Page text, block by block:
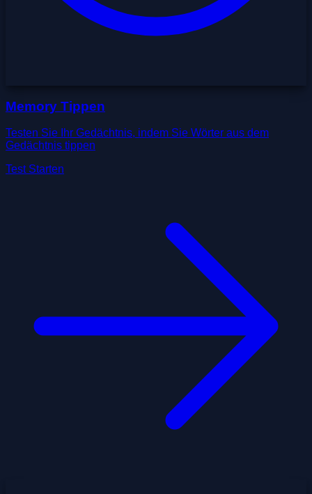
Memory Tippen
Testen Sie Ihr Gedächtnis, indem Sie Wörter aus dem
Gedächtnis tippen
Test Starten